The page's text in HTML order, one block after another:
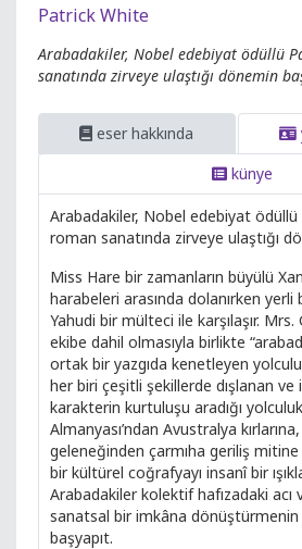
Patrick White
Arabadakiler, Nobel edebiyat ödüllü
sanatında zirveye ulaştığı dönemin
eser hakkında
künye
Arabadakiler, Nobel edebiyat ödüllü
roman sanatında zirveye ulaştığı
Miss Hare bir zamanların büyülü
harabeleri arasında dolanırken yerli
Yahudi bir mülteci ile karşılaşır. Mrs.
ekibe dahil olmasıyla birlikte
ortak bir yazgıda kenetleyen
her biri çeşitli şekillerde dışlanan
karakterin kurtuluşu aradığı
Almanyası’ndan Avustralya
geleneğinden çarmıha geriliş mitine
bir kültürel coğrafyayı insanî bir
Arabadakiler kolektif hafızadaki acı
sanatsal bir imkâna
başyapıt.